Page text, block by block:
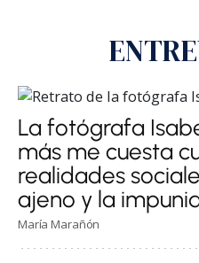
La fotógrafa
más me cuesta
realidades
ajeno y la
María Marañón